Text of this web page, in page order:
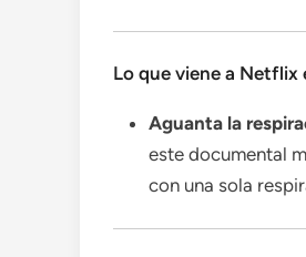
Lo que viene a Netflix
Aguanta la
este documental
con una sola